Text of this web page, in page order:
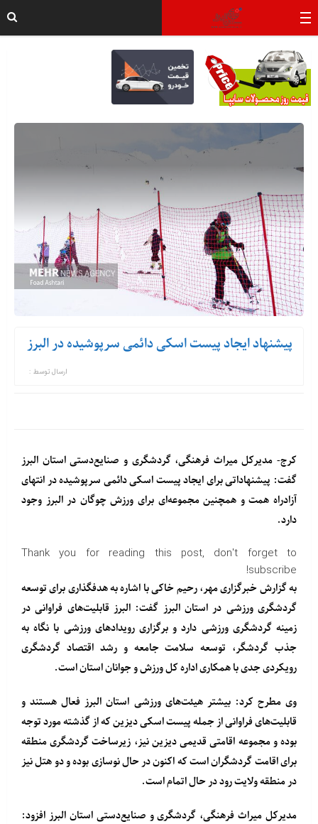
پیشنهاد ایجاد پیست اسکی دائمی سرپوشیده در البرز
ارسال توسط :
کرج- مدیرکل میراث فرهنگی، گردشگری و صنایع‌دستی استان البرز
گفت: پیشنهاداتی برای ایجاد پیست اسکی دائمی سرپوشیده در انتهای
آزادراه همت و همچنین مجموعه‌ای برای ورزش چوگان در البرز وجود
دارد.
Thank you for reading this post, don't forget to
subscribe!
به گزارش خبرگزاری مهر، رحیم خاکی با اشاره به هدفگذاری برای توسعه
گردشگری ورزشی در استان البرز گفت: البرز قابلیت‌های فراوانی در
زمینه گردشگری ورزشی دارد و برگزاری رویدادهای ورزشی با نگاه به
جذب گردشگر، توسعه سلامت جامعه و رشد اقتصاد گردشگری
رویکردی جدی با همکاری اداره کل ورزش و جوانان استان است.
وی مطرح کرد: بیشتر هیئت‌های ورزشی استان البرز فعال هستند و
قابلیت‌های فراوانی از جمله پیست اسکی دیزین که از گذشته مورد توجه
بوده و مجموعه اقامتی قدیمی دیزین نیز، زیرساخت گردشگری منطقه
برای اقامت گردشگران است که اکنون در حال نوسازی بوده و دو هتل نیز
در منطقه ولایت رود در حال اتمام است.
مدیرکل میراث فرهنگی، گردشگری و صنایع‌دستی استان البرز افزود: